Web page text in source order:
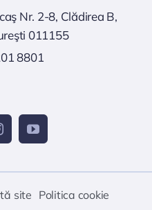
Nr. 2-8, Clădirea B,
011155
8801
site Politica cookie